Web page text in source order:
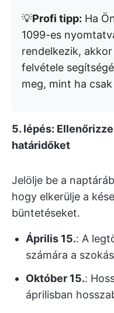
💡Profi tipp: Ha
1099-es
rendelkezik,
felvétele
meg, mint ha
5. lépés:
határidőket
Jelölje be a
hogy elkerülje a
büntetéseket.
Április 15.: A
számára a
Október 15.:
áprilisban